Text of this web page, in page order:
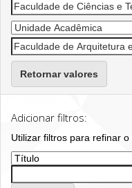
Retornar valores
Adicionar filtros:
Utilizar filtros para refinar o